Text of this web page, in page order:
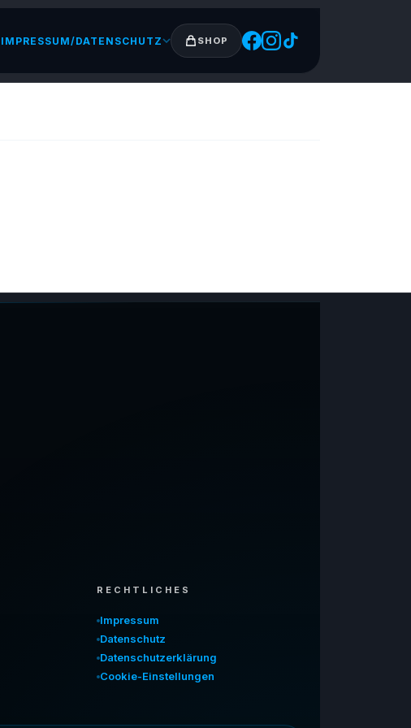
IMPRESSUM/DATENSCHUTZ SHOP
RECHTLICHES
Impressum
Datenschutz
Datenschutzerklärung
Cookie-Einstellungen